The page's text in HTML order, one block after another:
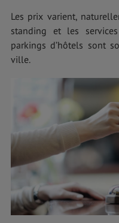
Les prix varient,
standing et les
parkings d’hôtels sont
ville.